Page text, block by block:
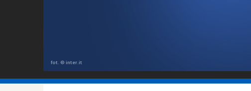
fot. © inter.it